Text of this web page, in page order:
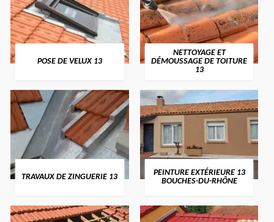
POSE DE VELUX 13
NETTOYAGE ET
DÉMOUSSAGE DE TOITURE
13
TRAVAUX DE ZINGUERIE 13
PEINTURE EXTÉRIEURE 13
BOUCHES-DU-RHÔNE